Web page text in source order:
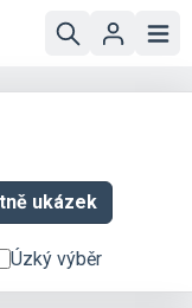
ukázek
Úzký výběr